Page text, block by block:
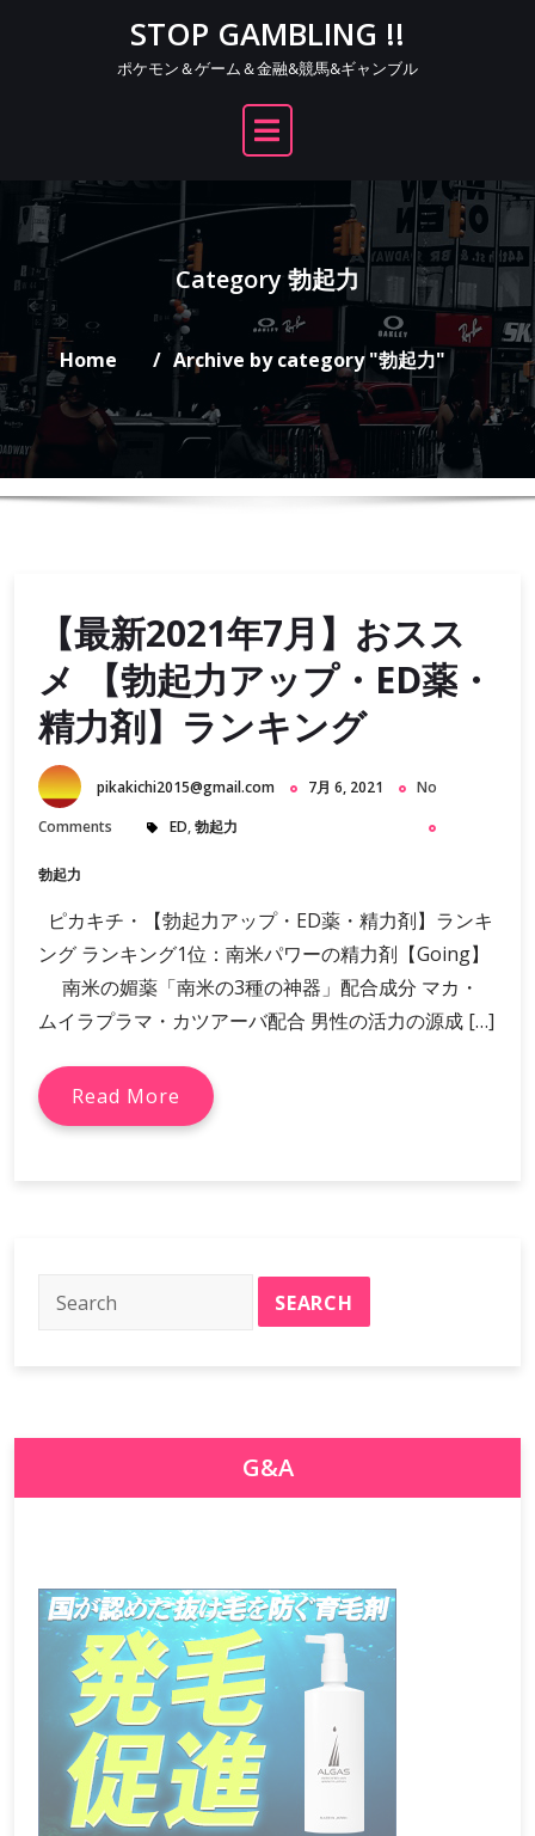
STOP GAMBLING !!
ポケモン＆ゲーム＆金融&競馬&ギャンブル
Category 勃起力
Home Archive by category "勃起力"
【最新2021年7月】おスス
メ 【勃起力アップ・ED薬・
精力剤】ランキング
pikakichi2015@gmail.com 7月 6, 2021
No
Comments
ED,勃起力
勃起力
ピカキチ・【勃起力アップ・ED薬・精力剤】ランキ
ング ランキング1位：南米パワーの精力剤【Going】
南米の媚薬「南米の3種の神器」配合成分 マカ・
ムイラプラマ・カツアーバ配合 男性の活力の源成 […]
Read More
G&A